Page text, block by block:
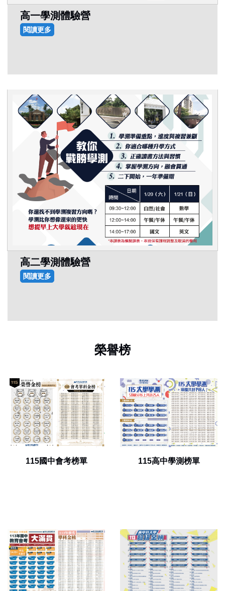
高一學測體驗營
閱讀更多
高二學測體驗營
閱讀更多
榮譽榜
115國中會考榜單 115高中學測榜單